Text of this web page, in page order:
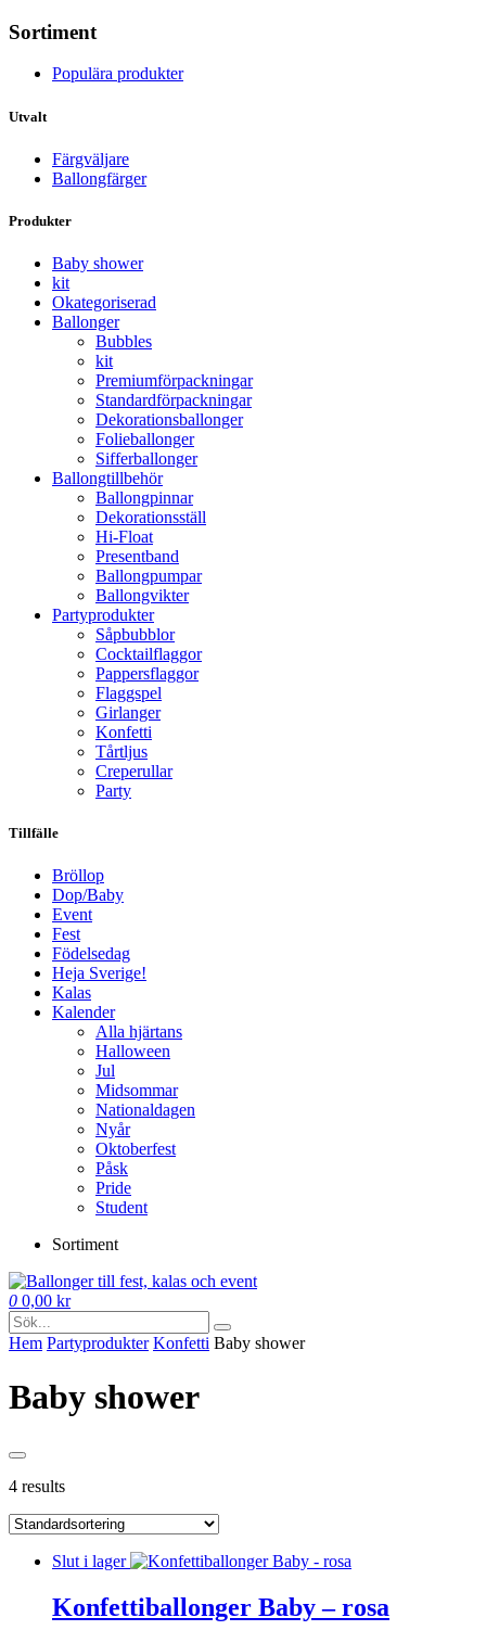
Sortiment
Populära produkter
Utvalt
Färgväljare
Ballongfärger
Produkter
Baby shower
kit
Okategoriserad
Ballonger
Bubbles
kit
Premium­förpackningar
Standard­­förpackningar
Dekorations­ballonger
Folie­­­ballonger
Siffer­­ballonger
Ballong­tillbehör
Ballongpinnar
Dekorationsställ
Hi-Float
Presentband
Ballongpumpar
Ballong­vikter
Party­­produkter
Såpbubblor
Cocktail­flaggor
Pappers­flaggor
Flaggspel
Girlanger
Konfetti
Tårtljus
Creperullar
Party
Tillfälle
Bröllop
Dop/Baby
Event
Fest
Födelsedag
Heja Sverige!
Kalas
Kalender
Alla hjärtans
Halloween
Jul
Midsommar
Nationaldagen
Nyår
Oktoberfest
Påsk
Pride
Student
Sortiment
0 0,00 kr
Hem Party­­produkter Konfetti Baby shower
Baby shower
4 results
Slut i lager
Konfettiballonger Baby – rosa